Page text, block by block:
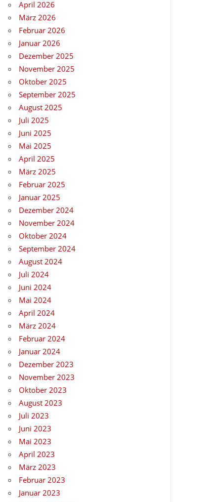
April 2026
März 2026
Februar 2026
Januar 2026
Dezember 2025
November 2025
Oktober 2025
September 2025
August 2025
Juli 2025
Juni 2025
Mai 2025
April 2025
März 2025
Februar 2025
Januar 2025
Dezember 2024
November 2024
Oktober 2024
September 2024
August 2024
Juli 2024
Juni 2024
Mai 2024
April 2024
März 2024
Februar 2024
Januar 2024
Dezember 2023
November 2023
Oktober 2023
August 2023
Juli 2023
Juni 2023
Mai 2023
April 2023
März 2023
Februar 2023
Januar 2023